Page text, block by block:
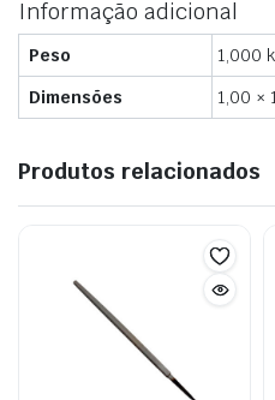
Informação adicional
Peso
1,000
Dimensões
1,00 ×
Produtos relacionados